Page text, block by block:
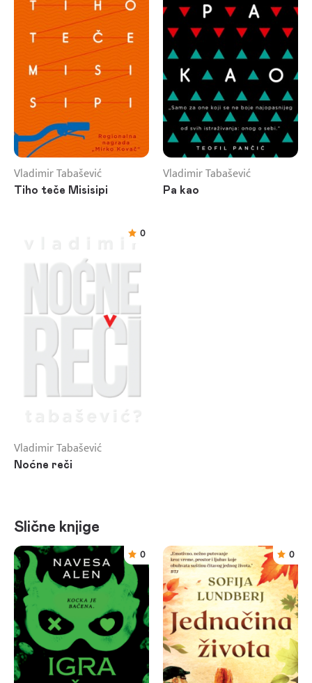
Vladimir Tabašević
Tiho teče Misisipi
Vladimir Tabašević
Pa kao
0
Vladimir Tabašević
Noćne reči
Slične knjige
0
0